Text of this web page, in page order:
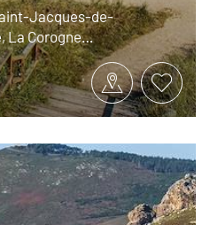
Jacques-de-
La Corogne…